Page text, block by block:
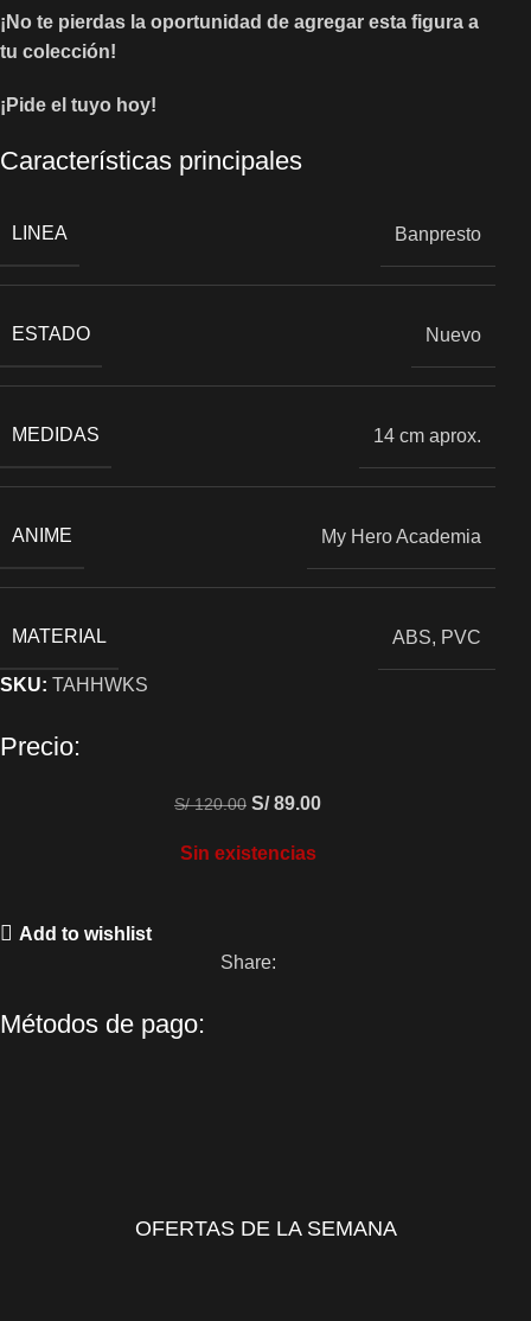
¡No te pierdas la oportunidad de agregar esta figura a
tu colección!
¡Pide el tuyo hoy!
Características principales
LINEA Banpresto
ESTADO Nuevo
MEDIDAS 14 cm aprox.
ANIME My Hero Academia
MATERIAL ABS, PVC
SKU:TAHHWKS
Precio:
S/120.00 S/89.00
Sin existencias
Add to wishlist
Share:
Métodos de pago:
OFERTAS DE LA SEMANA